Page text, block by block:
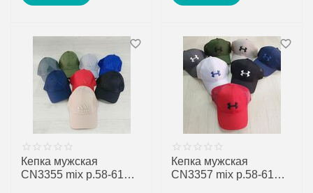
Кепка мужская
CN3355 mix р.58-61
Кепка мужская
CN3357 mix р.58-61